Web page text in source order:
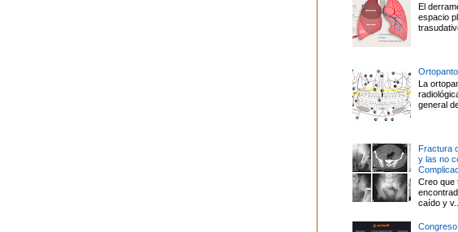
El
espacio
La
general
Fractura
y las no
Creo que
caído y